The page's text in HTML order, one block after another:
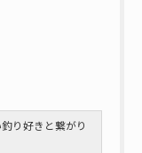
り好きと繋がり